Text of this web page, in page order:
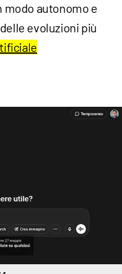
modo autonomo e
evoluzioni più